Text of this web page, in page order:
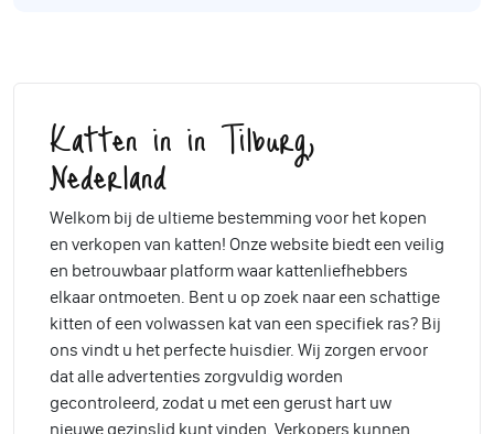
Katten in in Tilburg,
Nederland
Welkom bij de ultieme bestemming voor het kopen
en verkopen van katten! Onze website biedt een veilig
en betrouwbaar platform waar kattenliefhebbers
elkaar ontmoeten. Bent u op zoek naar een schattige
kitten of een volwassen kat van een specifiek ras? Bij
ons vindt u het perfecte huisdier. Wij zorgen ervoor
dat alle advertenties zorgvuldig worden
gecontroleerd, zodat u met een gerust hart uw
nieuwe gezinslid kunt vinden. Verkopers kunnen